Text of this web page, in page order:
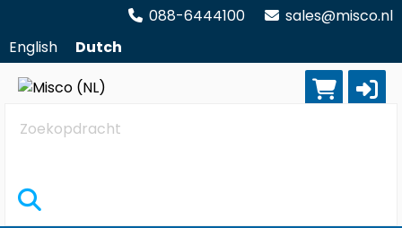
088-6444100
sales@misco.nl
English
Dutch
Zoekopdracht